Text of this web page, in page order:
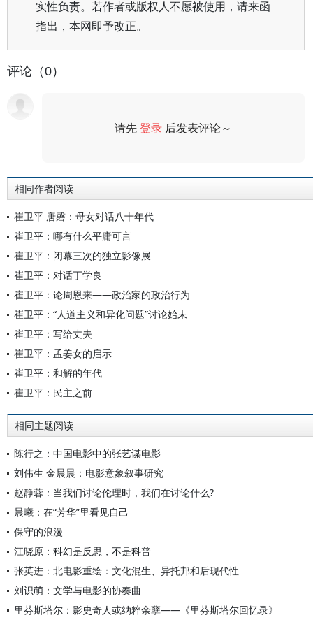
实性负责。若作者或版权人不愿被使用，请来函
指出，本网即予改正。
评论（0）
请先登录 后发表评论～
相同作者阅读
崔卫平 唐磬：母女对话八十年代
崔卫平：哪有什么平庸可言
崔卫平：闭幕三次的独立影像展
崔卫平：对话丁学良
崔卫平：论周恩来——政治家的政治行为
崔卫平：“人道主义和异化问题”讨论始末
崔卫平：写给丈夫
崔卫平：孟姜女的启示
崔卫平：和解的年代
崔卫平：民主之前
相同主题阅读
陈行之：中国电影中的张艺谋电影
刘伟生 金晨晨：电影意象叙事研究
赵静蓉：当我们讨论伦理时，我们在讨论什么?
晨曦：在“芳华”里看见自己
保守的浪漫
江晓原：科幻是反思，不是科普
张英进：北电影重绘：文化混生、异托邦和后现代性
刘识萌：文学与电影的协奏曲
里芬斯塔尔：影史奇人或纳粹余孽——《里芬斯塔尔回忆录》